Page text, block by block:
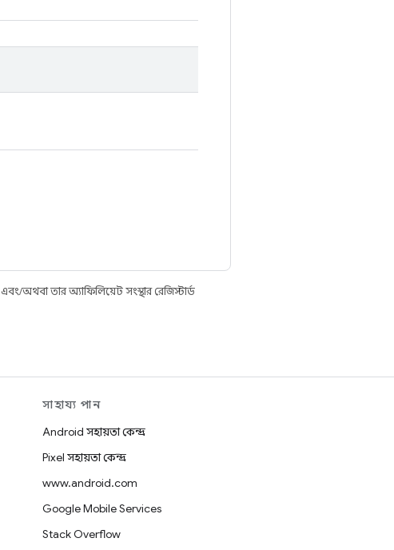
অথবা তার অ্যাফিলিয়েট সংস্থার রেজিস্টার্ড
সাহায্য পান
Android সহায়তা কেন্দ্র
Pixel সহায়তা কেন্দ্র
www.android.com
Google Mobile Services
Stack Overflow